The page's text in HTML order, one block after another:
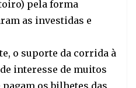
pela forma
as investidas e
o suporte da corrida à
interesse de muitos